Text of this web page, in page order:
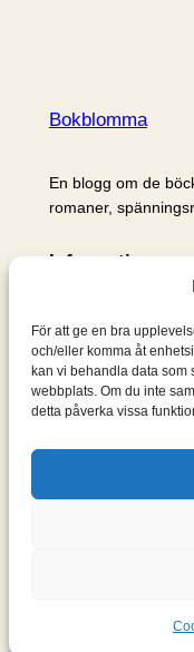
För att ge en bra
och/eller komma åt
kan vi behandla data
webbplats. Om du inte
detta påverka vissa
Bokblomma
En blogg om de
romaner,
Information
Om mig & om
S
ö
k